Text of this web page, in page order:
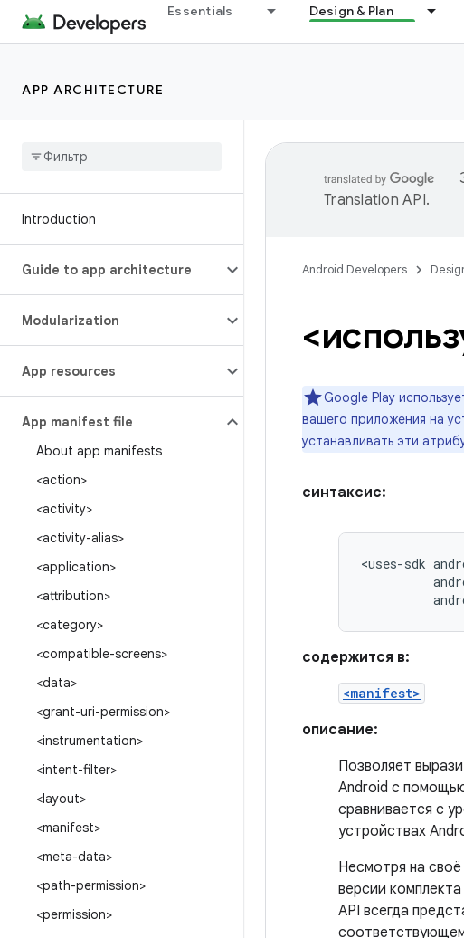
Essentials Design & Plan
APP ARCHITECTURE
Introduction
Guide to app architecture
Modularization
App resources
App manifest file
About app manifests
<action>
<activity>
<activity-alias>
<application>
<attribution>
<category>
<compatible-screens>
<data>
<grant-uri-permission>
<instrumentation>
<intent-filter>
<layout>
<manifest>
<meta-data>
<path-permission>
<permission>
Translation API.
Android Developers
Google Play
вашего приложения на
устанавливать эти
синтаксис:
<uses-sdk
содержится в:
<manifest>
описание:
Позволяет
Android с
сравнивается с
устройствах
Несмотря на своё
версии
API всегда